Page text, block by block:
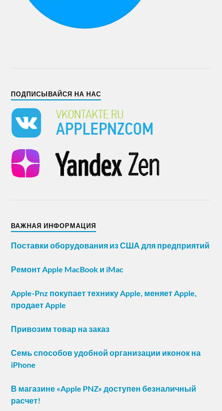
ПОДПИСЫВАЙСЯ НА НАС
ВАЖНАЯ ИНФОРМАЦИЯ
Поставки оборудования из США для предприятий
Ремонт Apple MacBook и iMac
Apple-Pnz покупает технику Apple, меняет Apple,
продает Apple
Привозим товар на заказ
Семь способов удобной организации иконок на
iPhone
В магазине «Apple PNZ» доступен безналичный
расчет!